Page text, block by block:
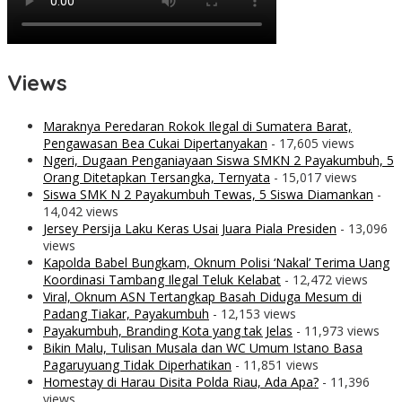
Views
Maraknya Peredaran Rokok Ilegal di Sumatera Barat,
Pengawasan Bea Cukai Dipertanyakan - 17,605 views
Ngeri, Dugaan Penganiayaan Siswa SMKN 2 Payakumbuh, 5
Orang Ditetapkan Tersangka, Ternyata - 15,017 views
Siswa SMK N 2 Payakumbuh Tewas, 5 Siswa Diamankan -
14,042 views
Jersey Persija Laku Keras Usai Juara Piala Presiden - 13,096
views
Kapolda Babel Bungkam, Oknum Polisi ‘Nakal’ Terima Uang
Koordinasi Tambang Ilegal Teluk Kelabat - 12,472 views
Viral, Oknum ASN Tertangkap Basah Diduga Mesum di
Padang Tiakar, Payakumbuh - 12,153 views
Payakumbuh, Branding Kota yang tak Jelas - 11,973 views
Bikin Malu, Tulisan Musala dan WC Umum Istano Basa
Pagaruyuang Tidak Diperhatikan - 11,851 views
Homestay di Harau Disita Polda Riau, Ada Apa? - 11,396